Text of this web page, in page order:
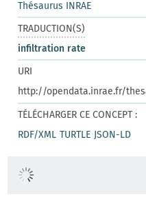
Thésaurus INRAE
TRADUCTION(S)
infiltration rate
URI
http://opendata.inrae.fr/
TÉLÉCHARGER CE CONCEPT :
RDF/XML TURTLE JSON-LD